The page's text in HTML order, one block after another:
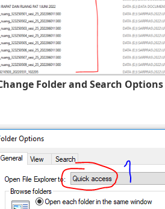
Folder and Search Options